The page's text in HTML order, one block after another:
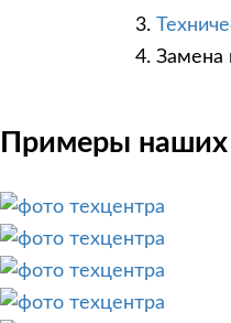
Замена
Примеры наших